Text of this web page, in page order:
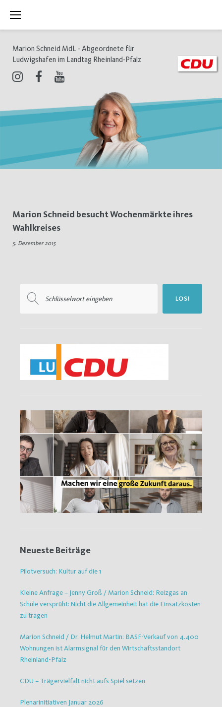
Inhalt
Marion Schneid MdL - Abgeordnete für
Ludwigshafen im Landtag Rheinland-Pfalz
Tag:
5.
Marion Schneid besucht Wochenmärkte ihres
Wahlkreises
5. Dezember 2015
nach:
LOS!
Neueste Beiträge
Pilotversuch: Kultur auf die 1
Kleine Anfrage – Jenny Groß / Marion Schneid: Reizgas an
Schule versprüht: Nicht die Allgemeinheit hat die Einsatzkosten
zu tragen
Marion Schneid / Dr. Helmut Martin: BASF-Verkauf von 4.400
Wohnungen ist Alarmsignal für den Wirtschaftsstandort
Rheinland-Pfalz
CDU – Trägervielfalt nicht aufs Spiel setzen
Plenarinitiativen Januar 2026